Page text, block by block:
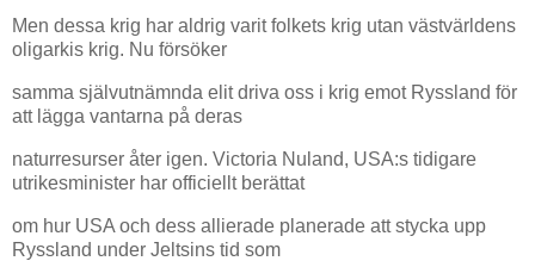
Men dessa krig har aldrig varit folkets krig utan västvärldens
oligarkis krig. Nu försöker
samma självutnämnda elit driva oss i krig emot Ryssland för
att lägga vantarna på deras
naturresurser åter igen. Victoria Nuland, USA:s tidigare
utrikesminister har officiellt berättat
om hur USA och dess allierade planerade att stycka upp
Ryssland under Jeltsins tid som